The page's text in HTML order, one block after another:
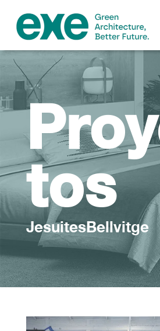
tos
JesuitesBellvitge